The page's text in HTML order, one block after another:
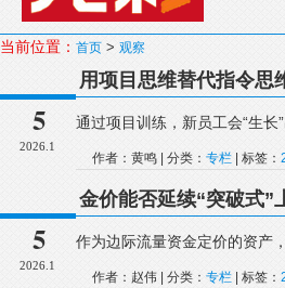
当前位置： 首页 > 观察
5
2026.1
用项目思维替代指令思
通过项目训练，新员工会“生
作者：黄鸣 | 分类： 专栏 | 标签：
5
2026.1
金价能否延续“突破式”
作为边际流量资金定价的资产
作者：赵伟 | 分类： 专栏 | 标签：